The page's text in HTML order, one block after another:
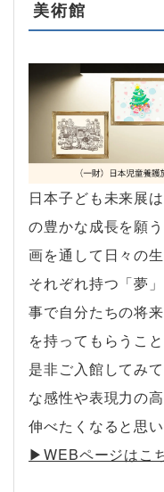
美術館
日本子ども未来展
の豊かな成長を願
画を通して日々の
それぞれ持つ「夢
事で自分たちの将
を持ってもらうこ
是非ご入館してみ
な感性や表現力の
伸べたくなると思い
▶︎WEBページはこ